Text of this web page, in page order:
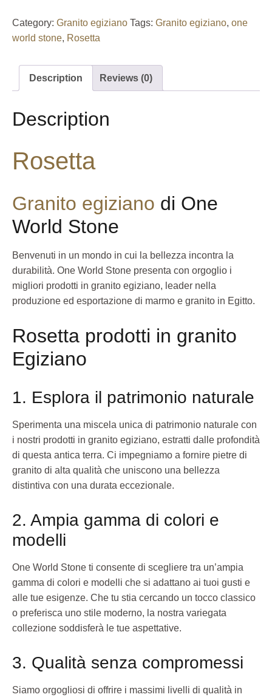
Category: Granito egiziano Tags: Granito egiziano, one
world stone, Rosetta
Description Reviews (0)
Description
Rosetta
Granito egiziano di One
World Stone
Benvenuti in un mondo in cui la bellezza incontra la
durabilità. One World Stone presenta con orgoglio i
migliori prodotti in granito egiziano, leader nella
produzione ed esportazione di marmo e granito in Egitto.
Rosetta prodotti in granito
Egiziano
1. Esplora il patrimonio naturale
Sperimenta una miscela unica di patrimonio naturale con
i nostri prodotti in granito egiziano, estratti dalle profondità
di questa antica terra. Ci impegniamo a fornire pietre di
granito di alta qualità che uniscono una bellezza
distintiva con una durata eccezionale.
2. Ampia gamma di colori e
modelli
One World Stone ti consente di scegliere tra un’ampia
gamma di colori e modelli che si adattano ai tuoi gusti e
alle tue esigenze. Che tu stia cercando un tocco classico
o preferisca uno stile moderno, la nostra variegata
collezione soddisferà le tue aspettative.
3. Qualità senza compromessi
Siamo orgogliosi di offrire i massimi livelli di qualità in